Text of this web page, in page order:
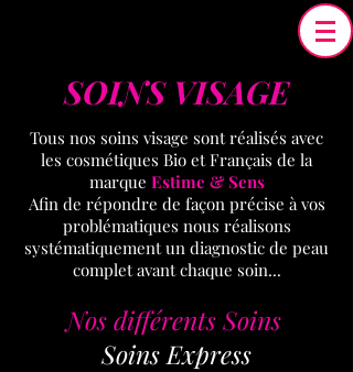
SOINS VISAGE
Tous nos soins visage sont réalisés avec
les cosmétiques Bio et Français de la
marque Estime & Sens
Afin de répondre de façon précise à vos
problématiques nous réalisons
systématiquement un diagnostic de peau
complet avant chaque soin...
Nos différents Soins
Soins Express